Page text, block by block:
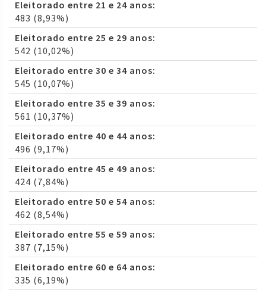
Eleitorado entre 21 e 24 anos:
483 (8,93%)
Eleitorado entre 25 e 29 anos:
542 (10,02%)
Eleitorado entre 30 e 34 anos:
545 (10,07%)
Eleitorado entre 35 e 39 anos:
561 (10,37%)
Eleitorado entre 40 e 44 anos:
496 (9,17%)
Eleitorado entre 45 e 49 anos:
424 (7,84%)
Eleitorado entre 50 e 54 anos:
462 (8,54%)
Eleitorado entre 55 e 59 anos:
387 (7,15%)
Eleitorado entre 60 e 64 anos:
335 (6,19%)